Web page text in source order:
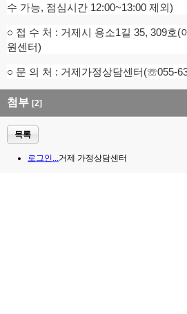
수 가능, 점심시간 12:00~13:00 제외)
○ 접 수 처 : 거제시 용소1길 35, 309호(
원센터)
○ 문 의 처 : 거제가정상담센터(☏055-
첨부 [2]
목록
로그인...거제 가정상담센터